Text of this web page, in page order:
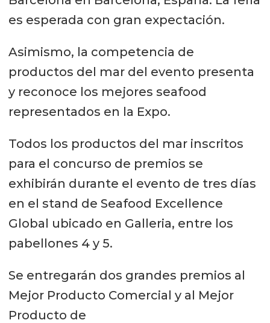
es esperada con gran expectación.
Asimismo, la competencia de
productos del mar del evento presenta
y reconoce los mejores seafood
representados en la Expo.
Todos los productos del mar inscritos
para el concurso de premios se
exhibirán durante el evento de tres días
en el stand de Seafood Excellence
Global ubicado en Galleria, entre los
pabellones 4 y 5.
Se entregarán dos grandes premios al
Mejor Producto Comercial y al Mejor
Producto de